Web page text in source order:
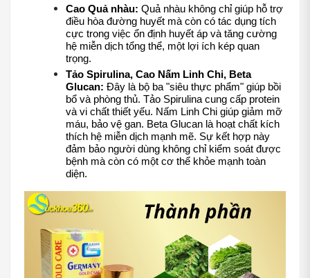
Cao Quả nhàu: Quả nhàu không chỉ giúp hỗ trợ
điều hòa đường huyết mà còn có tác dụng tích
cực trong việc ổn định huyết áp và tăng cường
hệ miễn dịch tổng thể, một lợi ích kép quan
trọng.
Tảo Spirulina, Cao Nấm Linh Chi, Beta
Glucan: Đây là bộ ba "siêu thực phẩm" giúp bồi
bổ và phòng thủ. Tảo Spirulina cung cấp protein
và vi chất thiết yếu. Nấm Linh Chi giúp giảm mỡ
máu, bảo vệ gan. Beta Glucan là hoạt chất kích
thích hệ miễn dịch mạnh mẽ. Sự kết hợp này
đảm bảo người dùng không chỉ kiểm soát được
bệnh mà còn có một cơ thể khỏe mạnh toàn
diện.